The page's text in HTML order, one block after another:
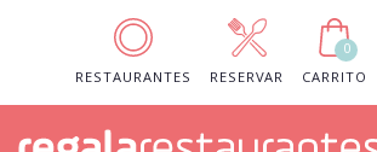
RESTAURANTES RESERVAR
0
CARRITO